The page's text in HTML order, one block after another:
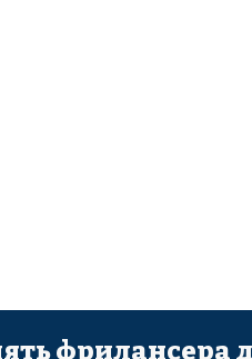
фрилансера